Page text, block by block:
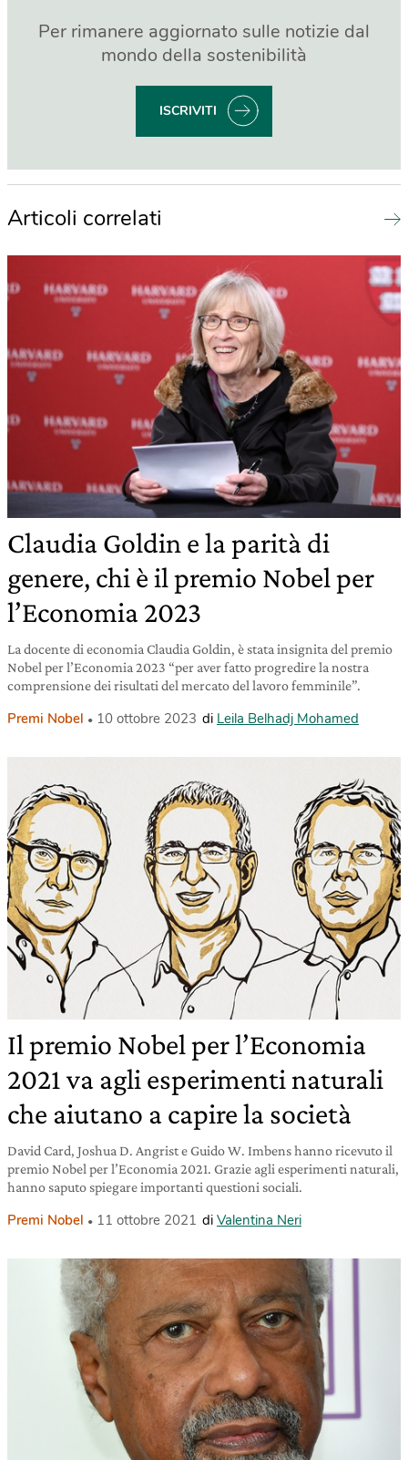
Per rimanere aggiornato sulle notizie dal
mondo della sostenibilità
ISCRIVITI
Articoli correlati
Claudia Goldin e la parità di
genere, chi è il premio Nobel per
l’Economia 2023
La docente di economia Claudia Goldin, è stata insignita del premio
Nobel per l’Economia 2023 “per aver fatto progredire la nostra
comprensione dei risultati del mercato del lavoro femminile”.
Premi Nobel 10 ottobre 2023 di Leila Belhadj Mohamed
Il premio Nobel per l’Economia
2021 va agli esperimenti naturali
che aiutano a capire la società
David Card, Joshua D. Angrist e Guido W. Imbens hanno ricevuto il
premio Nobel per l’Economia 2021. Grazie agli esperimenti naturali,
hanno saputo spiegare importanti questioni sociali.
Premi Nobel 11 ottobre 2021 di Valentina Neri